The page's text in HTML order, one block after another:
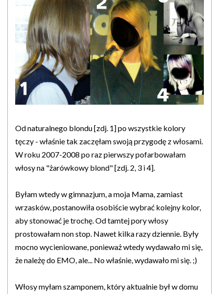
Od naturalnego blondu [zdj. 1] po wszystkie kolory
tęczy - właśnie tak zaczęłam swoją przygodę z włosami.
W roku 2007-2008 po raz pierwszy pofarbowałam
włosy na "żarówkowy blond" [zdj. 2, 3 i 4].
Byłam wtedy w gimnazjum, a moja Mama, zamiast
wrzasków, postanowiła osobiście wybrać kolejny kolor,
aby stonować je trochę. Od tamtej pory włosy
prostowałam non stop. Nawet kilka razy dziennie. Były
mocno wycieniowane, ponieważ wtedy wydawało mi się,
że należę do EMO, ale... No właśnie, wydawało mi się. ;)
Włosy myłam szamponem, który aktualnie był w domu